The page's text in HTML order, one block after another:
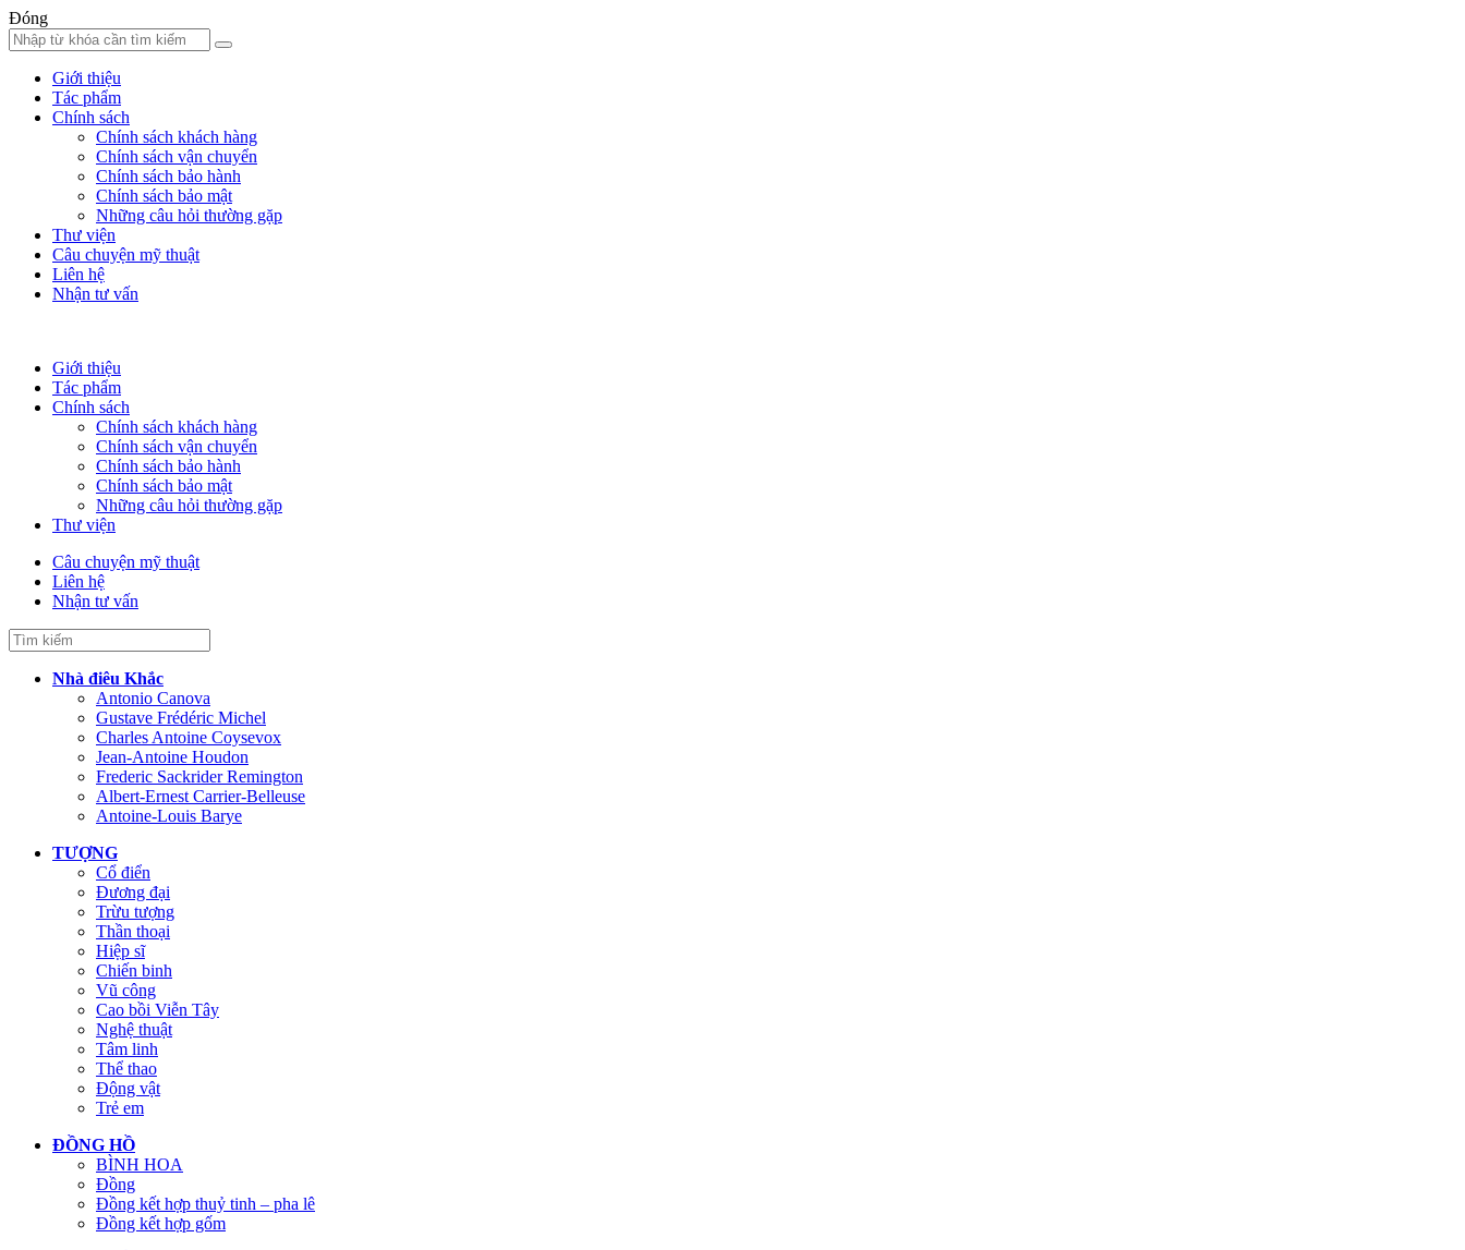
Đóng
Giới thiệu
Tác phẩm
Chính sách
Chính sách khách hàng
Chính sách vận chuyển
Chính sách bảo hành
Chính sách bảo mật
Những câu hỏi thường gặp
Thư viện
Câu chuyện mỹ thuật
Liên hệ
Nhận tư vấn
Giới thiệu
Tác phẩm
Chính sách
Chính sách khách hàng
Chính sách vận chuyển
Chính sách bảo hành
Chính sách bảo mật
Những câu hỏi thường gặp
Thư viện
Câu chuyện mỹ thuật
Liên hệ
Nhận tư vấn
Nhà điêu Khắc
Antonio Canova
Gustave Frédéric Michel
Charles Antoine Coysevox
Jean-Antoine Houdon
Frederic Sackrider Remington
Albert-Ernest Carrier-Belleuse
Antoine-Louis Barye
TƯỢNG
Cổ điển
Đương đại
Trừu tượng
Thần thoại
Hiệp sĩ
Chiến binh
Vũ công
Cao bồi Viễn Tây
Nghệ thuật
Tâm linh
Thể thao
Động vật
Trẻ em
ĐỒNG HỒ
BÌNH HOA
Đồng
Đồng kết hợp thuỷ tinh – pha lê
Đồng kết hợp gốm